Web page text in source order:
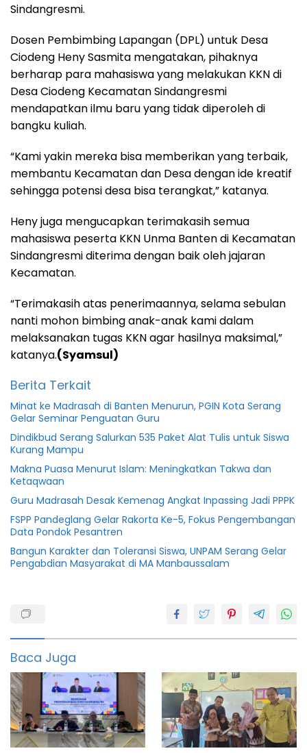
Sindangresmi.
Dosen Pembimbing Lapangan (DPL) untuk Desa
Ciodeng Heny Sasmita mengatakan, pihaknya
berharap para mahasiswa yang melakukan KKN di
Desa Ciodeng Kecamatan Sindangresmi
mendapatkan ilmu baru yang tidak diperoleh di
bangku kuliah.
“Kami yakin mereka bisa memberikan yang terbaik,
membantu Kecamatan dan Desa dengan ide kreatif
sehingga potensi desa bisa terangkat,” katanya.
Heny juga mengucapkan terimakasih semua
mahasiswa peserta KKN Unma Banten di Kecamatan
Sindangresmi diterima dengan baik oleh jajaran
Kecamatan.
“Terimakasih atas penerimaannya, selama sebulan
nanti mohon bimbing anak-anak kami dalam
melaksanakan tugas KKN agar hasilnya maksimal,”
katanya.(Syamsul)
Berita Terkait
Minat ke Madrasah di Banten Menurun, PGIN Kota Serang
Gelar Seminar Penguatan Guru
Dindikbud Serang Salurkan 535 Paket Alat Tulis untuk Siswa
Kurang Mampu
Makna Puasa Menurut Islam: Meningkatkan Takwa dan
Ketaqwaan
Guru Madrasah Desak Kemenag Angkat Inpassing Jadi PPPK
FSPP Pandeglang Gelar Rakorta Ke-5, Fokus Pengembangan
Data Pondok Pesantren
Bangun Karakter dan Toleransi Siswa, UNPAM Serang Gelar
Pengabdian Masyarakat di MA Manbaussalam
Pandeglang
Sindangresmi
Unma
Baca Juga